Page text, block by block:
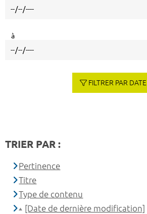
à
FILTRER PAR DATE
TRIER PAR :
Pertinence
Titre
Type de contenu
[Date de dernière modification]